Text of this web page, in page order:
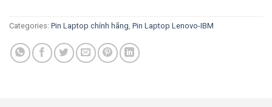
Categories: Pin Laptop chính hãng, Pin Laptop Lenovo-IBM